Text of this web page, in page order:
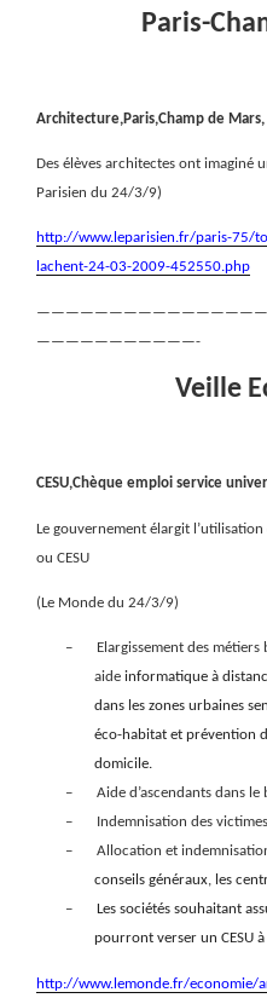
Paris-
Architecture,Paris,Champ de Mars,
Des élèves architectes ont imaginé
Parisien du 24/3/9)
http://www.leparisien.fr/paris-75/
lachent-24-03-2009-452550.php
———————————-
Veille
CESU,Chèque emploi service
Le gouvernement élargit
ou CESU
(Le Monde du 24/3/9)
–
Elargissement des métiers
aide informatique à
dans les zones urbaines
éco-habitat et prévention
domicile.
–
Aide d’ascendants dans le
–
Indemnisation des
–
Allocation et
conseils généraux, les
–
Les sociétés souhaitant
pourront verser un CESU
http://www.lemonde.fr/